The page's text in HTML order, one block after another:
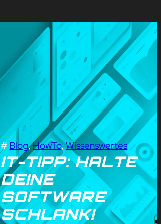
# Blog, HowTo, Wissenswertes
IT-TIPP: HALTE
DEINE
SOFTWARE
SCHLANK!